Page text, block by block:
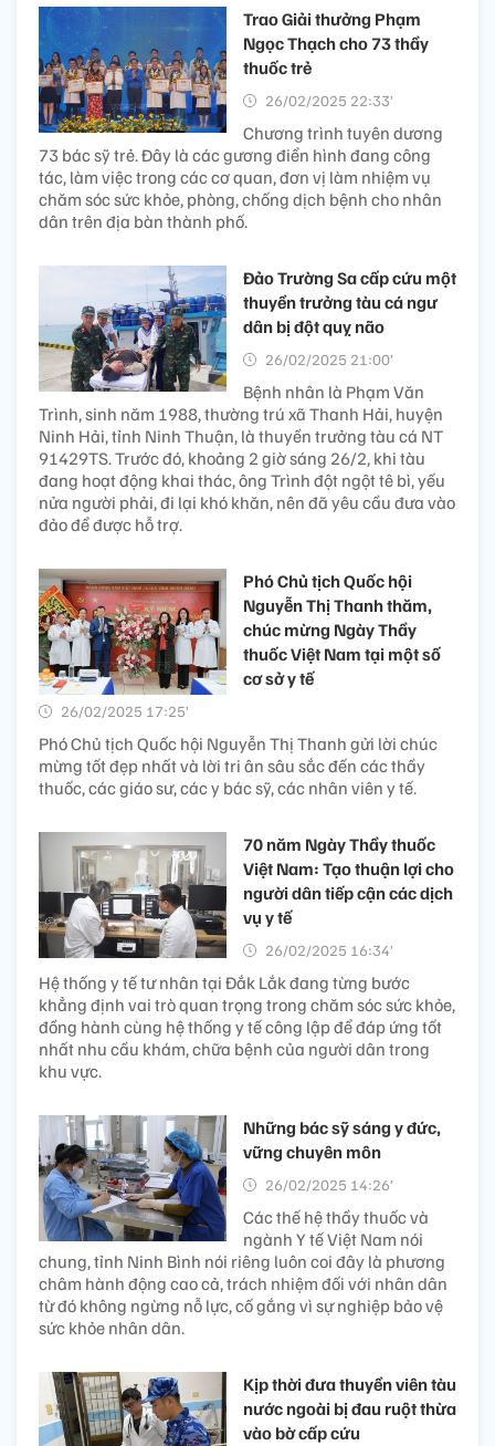
Trao Giải thưởng Phạm
Ngọc Thạch cho 73 thầy
thuốc trẻ
26/02/2025 22:33’
Chương trình tuyên dương
73 bác sỹ trẻ. Đây là các gương điển hình đang công
tác, làm việc trong các cơ quan, đơn vị làm nhiệm vụ
chăm sóc sức khỏe, phòng, chống dịch bệnh cho nhân
dân trên địa bàn thành phố.
Đảo Trường Sa cấp cứu một
thuyền trưởng tàu cá ngư
dân bị đột quỵ não
26/02/2025 21:00’
Bệnh nhân là Phạm Văn
Trình, sinh năm 1988, thường trú xã Thanh Hải, huyện
Ninh Hải, tỉnh Ninh Thuận, là thuyền trưởng tàu cá NT
91429TS. Trước đó, khoảng 2 giờ sáng 26/2, khi tàu
đang hoạt động khai thác, ông Trình đột ngột tê bì, yếu
nửa người phải, đi lại khó khăn, nên đã yêu cầu đưa vào
đảo để được hỗ trợ.
Phó Chủ tịch Quốc hội
Nguyễn Thị Thanh thăm,
chúc mừng Ngày Thầy
thuốc Việt Nam tại một số
cơ sở y tế
26/02/2025 17:25’
Phó Chủ tịch Quốc hội Nguyễn Thị Thanh gửi lời chúc
mừng tốt đẹp nhất và lời tri ân sâu sắc đến các thầy
thuốc, các giáo sư, các y bác sỹ, các nhân viên y tế.
70 năm Ngày Thầy thuốc
Việt Nam: Tạo thuận lợi cho
người dân tiếp cận các dịch
vụ y tế
26/02/2025 16:34’
Hệ thống y tế tư nhân tại Đắk Lắk đang từng bước
khẳng định vai trò quan trọng trong chăm sóc sức khỏe,
đồng hành cùng hệ thống y tế công lập để đáp ứng tốt
nhất nhu cầu khám, chữa bệnh của người dân trong
khu vực.
Những bác sỹ sáng y đức,
vững chuyên môn
26/02/2025 14:26’
Các thế hệ thầy thuốc và
ngành Y tế Việt Nam nói
chung, tỉnh Ninh Bình nói riêng luôn coi đây là phương
châm hành động cao cả, trách nhiệm đối với nhân dân
từ đó không ngừng nỗ lực, cố gắng vì sự nghiệp bảo vệ
sức khỏe nhân dân.
Kịp thời đưa thuyền viên tàu
nước ngoài bị đau ruột thừa
vào bờ cấp cứu